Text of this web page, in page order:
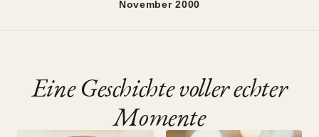
November 2000
Eine Geschichte voller echter
Momente